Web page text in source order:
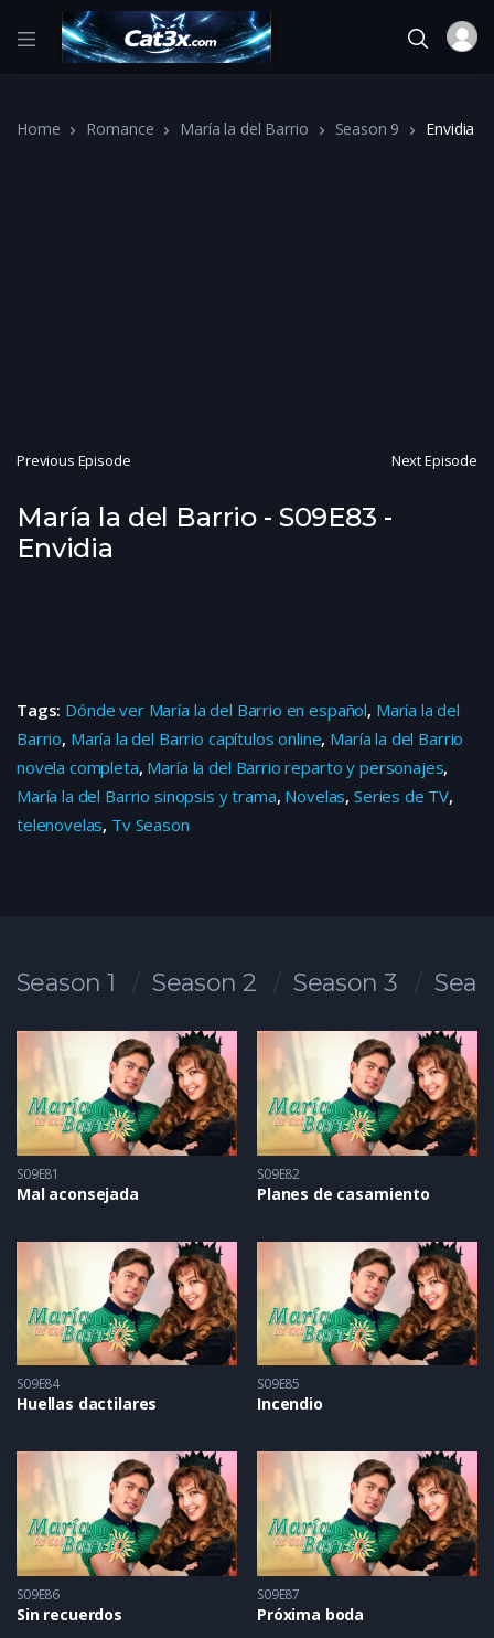
Home Romance María la del Barrio Season 9 Envidia
Previous Episode Next Episode
María la del Barrio - S09E83 -
Envidia
Tags: Dónde ver María la del Barrio en español, María la del
Barrio, María la del Barrio capítulos online, María la del Barrio
novela completa, María la del Barrio reparto y personajes,
María la del Barrio sinopsis y trama, Novelas, Series de TV,
telenovelas, Tv Season
Season 1 Season 2 Season 3
S09E81
Mal aconsejada
S09E82
Planes de casamiento
S09E84
Huellas dactilares
S09E85
Incendio
S09E86
Sin recuerdos
S09E87
Próxima boda